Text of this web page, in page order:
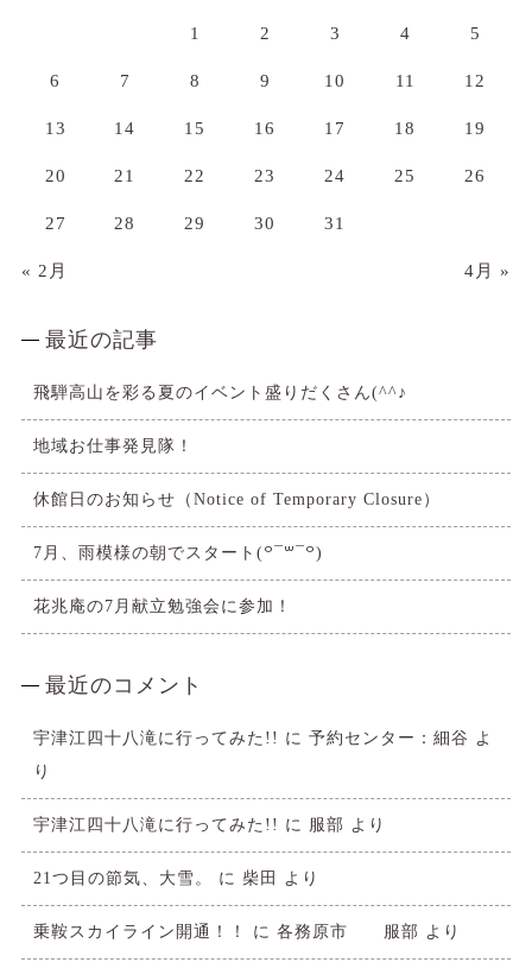
1 2 3 4 5
6 7 8 9 10 11 12
13 14 15 16 17 18 19
20 21 22 23 24 25 26
27 28 29 30 31
« 2月 4月 »
最近の記事
飛騨高山を彩る夏のイベント盛りだくさん(^^♪
地域お仕事発見隊！
休館日のお知らせ（Notice of Temporary Closure）
7月、雨模様の朝でスタート(꒪¯꒳​¯꒪)
花兆庵の7月献立勉強会に参加！
最近のコメント
宇津江四十八滝に行ってみた!! に 予約センター：細谷 よ
り
宇津江四十八滝に行ってみた!! に 服部 より
21つ目の節気、大雪。 に 柴田 より
乗鞍スカイライン開通！！ に 各務原市 服部 より